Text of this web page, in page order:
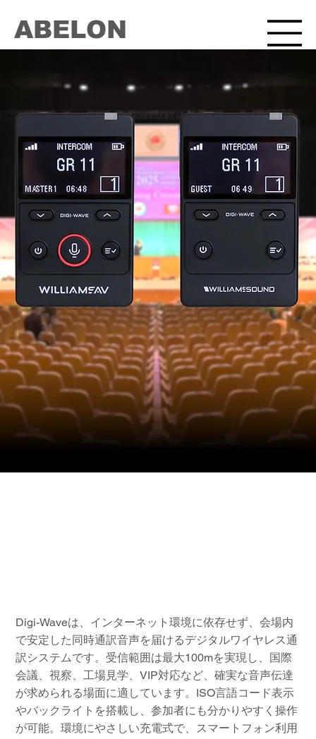
ABELON
Digi-Waveは、インターネット環境に依存せず、会場内
で安定した同時通訳音声を届けるデジタルワイヤレス通
訳システムです。受信範囲は最大100mを実現し、国際
会議、視察、工場見学、VIP対応など、確実な音声伝達
が求められる場面に適しています。ISO言語コード表示
やバックライトを搭載し、参加者にも分かりやすく操作
が可能。環境にやさしい充電式で、スマートフォン利用